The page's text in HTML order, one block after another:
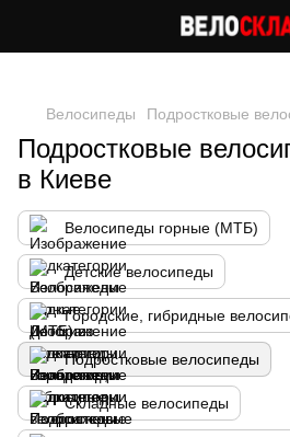
Велосипеды Подростковые
Подростковые
в Киеве
Велосипеды горные (МТБ)
Детские велосипеды
Городские, гибридные
Подростковые велосипеды
Складные велосипеды